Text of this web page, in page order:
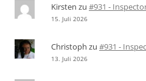
Kirsten zu #931 -
15. Juli 2026
Christoph zu #931 -
13. Juli 2026